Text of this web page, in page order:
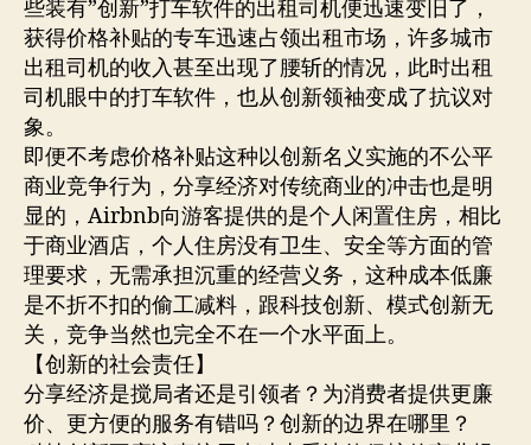
些装有”创新”打车软件的出租司机便迅速变旧了，
获得价格补贴的专车迅速占领出租市场，许多城市
出租司机的收入甚至出现了腰斩的情况，此时出租
司机眼中的打车软件，也从创新领袖变成了抗议对
象。
即便不考虑价格补贴这种以创新名义实施的不公平
商业竞争行为，分享经济对传统商业的冲击也是明
显的，Airbnb向游客提供的是个人闲置住房，相比
于商业酒店，个人住房没有卫生、安全等方面的管
理要求，无需承担沉重的经营义务，这种成本低廉
是不折不扣的偷工减料，跟科技创新、模式创新无
关，竞争当然也完全不在一个水平面上。
【创新的社会责任】
分享经济是搅局者还是引领者？为消费者提供更廉
价、更方便的服务有错吗？创新的边界在哪里？